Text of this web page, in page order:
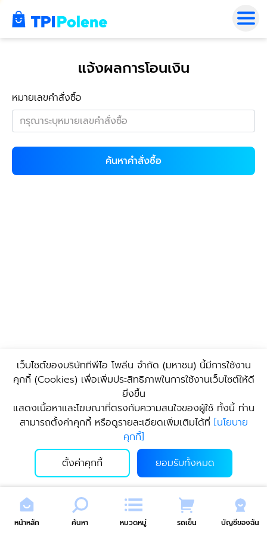
หน้าหลัก ค้นหา หมวดหมู่ รถเข็น บัญชีของฉัน
แจ้งผลการโอนเงิน
หมายเลขคำสั่งซื้อ
ค้นหาคำสั่งซื้อ
เว็บไซต์ของบริษัททีพีไอ โพลีน จํากัด (มหาชน) นี้มีการใช้งาน
คุกกี้ (Cookies) เพื่อเพิ่มประสิทธิภาพในการใช้งานเว็บไซต์ให้ดี
ยิ่งขึ้น
แสดงเนื้อหาและโฆษณาที่ตรงกับความสนใจของผู้ใช้ ทั้งนี้ ท่าน
สามารถตั้งค่าคุกกี้ หรือดูรายละเอียดเพิ่มเติมได้ที่ [นโยบาย
คุกกี้]
ตั้งค่าคุกกี้
ยอมรับทั้งหมด